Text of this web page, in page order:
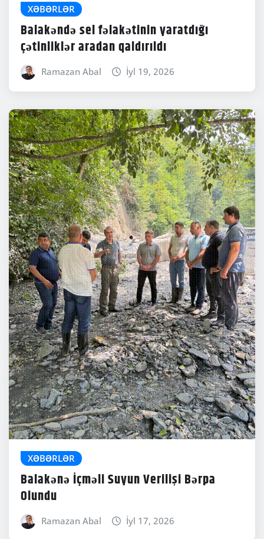
XƏBƏRLƏR
Balakəndə sel fəlakətinin yaratdığı
çətinliklər aradan qaldırıldı
Ramazan Abal İyl 19, 2026
XƏBƏRLƏR
Balakənə İçməli Suyun Verilişi Bərpa
Olundu
Ramazan Abal İyl 17, 2026